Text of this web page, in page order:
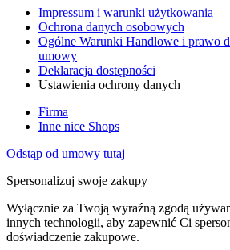
Impressum i warunki użytkowania
Ochrona danych osobowych
Ogólne Warunki Handlowe i prawo
umowy
Deklaracja dostępności
Ustawienia ochrony danych
Firma
Inne nice Shops
Odstąp od umowy tutaj
Spersonalizuj swoje zakupy
Wyłącznie za Twoją wyraźną zgodą
innych technologii, aby zapewnić Ci
doświadczenie zakupowe.